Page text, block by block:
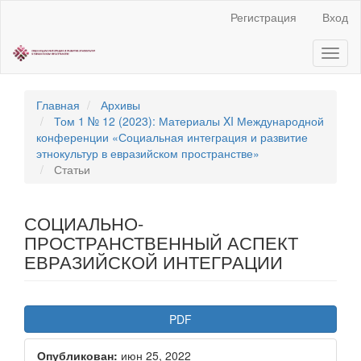
содержанию
страницы
навигация
Основное
содержание
Боковая
панель
Регистрация Вход
Главная
Архивы
Том 1 № 12 (2023): Материалы XI Международной
конференции «Социальная интеграция и развитие
этнокультур в евразийском пространстве»
Статьи
СОЦИАЛЬНО-
ПРОСТРАНСТВЕННЫЙ АСПЕКТ
ЕВРАЗИЙСКОЙ ИНТЕГРАЦИИ
Статья
боковой
PDF
Опубликован: июн 25, 2022